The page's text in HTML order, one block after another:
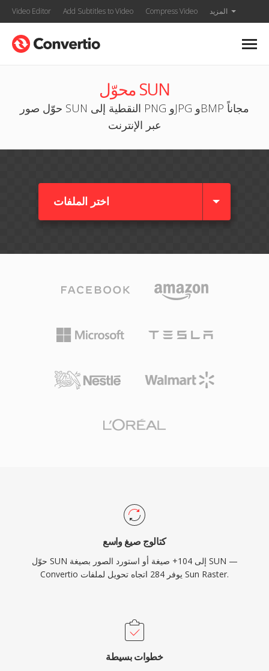
Video Editor Add Subtitles to Video Compress Video المزيد
محوّل SUN
حوّل صور SUN النقطية إلى PNG وJPG وBMP مجاناً
عبر الإنترنت
اختر الملفات
كتالوج صيغ واسع
حوّل SUN إلى 104+ صيغة أو استورد الصور بصيغة SUN —
Convertio يوفر 284 اتجاه تحويل لملفات Sun Raster.
خطوات بسيطة